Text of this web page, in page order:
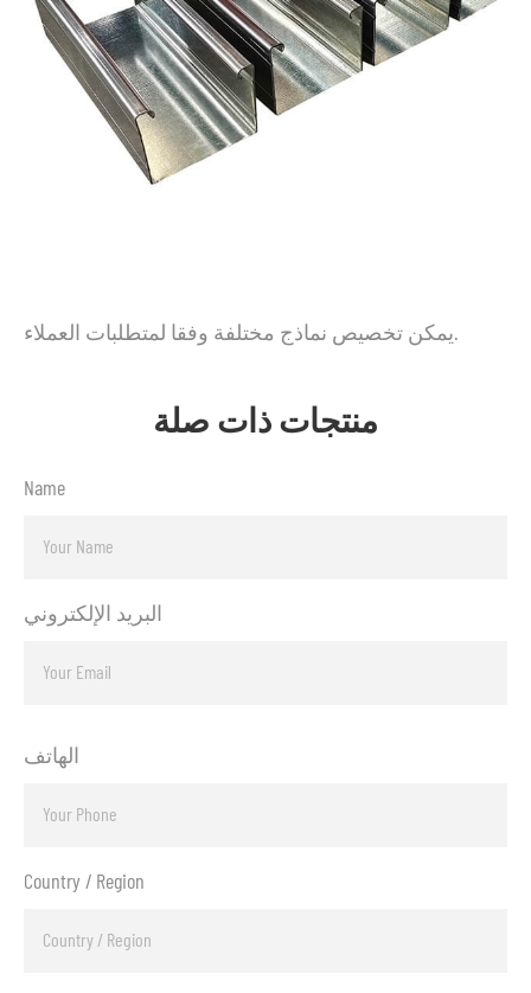
يمكن تخصيص نماذج مختلفة وفقا لمتطلبات العملاء.
منتجات ذات صلة
Name
البريد الإلكتروني
الهاتف
Country / Region